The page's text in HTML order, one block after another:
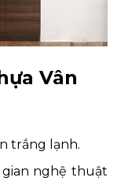
Vân
trắng lạnh.
gian nghệ thuật